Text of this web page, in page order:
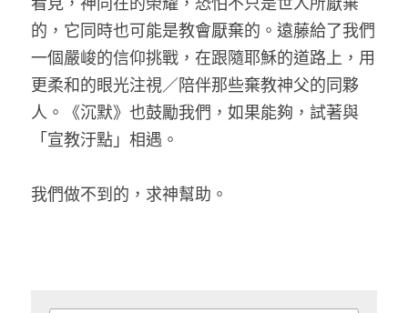
的，它同時也可能是教會厭棄的。遠藤給了我們
一個嚴峻的信仰挑戰，在跟隨耶穌的道路上，用
更柔和的眼光注視／陪伴那些棄教神父的同夥
人。《沉默》也鼓勵我們，如果能夠，試著與
「宣教汙點」相遇。
我們做不到的，求神幫助。